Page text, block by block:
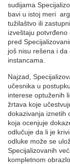
sudijama
bavi u istoj meri
tužilaštvo ili
izveštaju
pred
još nisu rešena i
instancama.
Najzad,
učesnika u
interese optuženih
žrtava koje
dokazivanja iznetih
koja ocenjuje
odlučuje da li je
odluke može se
Specijalizovanih
kompletnom